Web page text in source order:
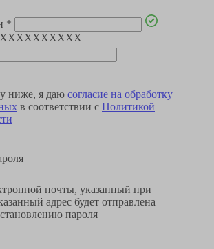
*
ниже, я даю согласие на обработку
в соответствии с Политикой
почты, указанный при
адрес будет отправлена
пароля